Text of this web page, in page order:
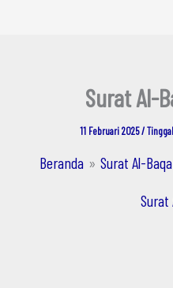
Surat Al-
11 Februari 2025/
Beranda Surat Al-
Surat